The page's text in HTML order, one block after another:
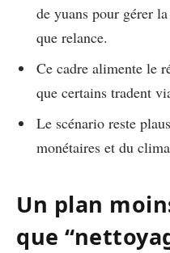
de yuans pour gérer
que relance.
Ce cadre alimente le
que certains tradent
Le scénario reste
monétaires et du
Un plan
que